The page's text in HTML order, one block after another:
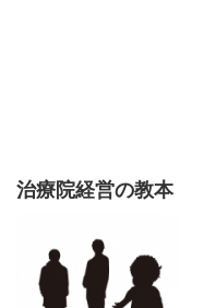
治療院経営の教本